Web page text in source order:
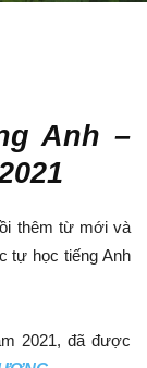
Anh –
thêm từ mới và
tự học tiếng Anh
2021, đã được